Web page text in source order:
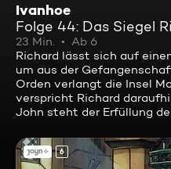
Ivanhoe
Folge 44: Das Siegel
23 Min.
Ab 6
Richard lässt sich auf
um aus der
Orden verlangt die Insel
verspricht Richard
John steht der Erfüllung
6